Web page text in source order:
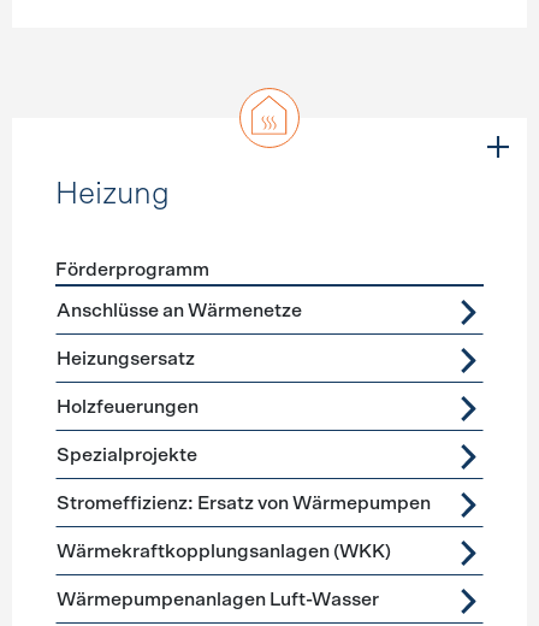
Heizung
Förderprogramme
Förderprogramm
Anschlüsse an Wärmenetze
Heizungsersatz
Holzfeuerungen
Spezialprojekte
Stromeffizienz: Ersatz von Wärmepumpen
Wärmekraftkopplungsanlagen (WKK)
Wärmepumpenanlagen Luft-Wasser